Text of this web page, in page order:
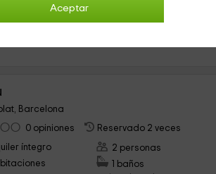
Aceptar
se asienta esta tradicional casa de piedra
al alquiler vacacional. Tiene piscinas exterior e
Barcelona
0 opiniones
Reservado 2 veces
íntegro
2 personas
1 baños